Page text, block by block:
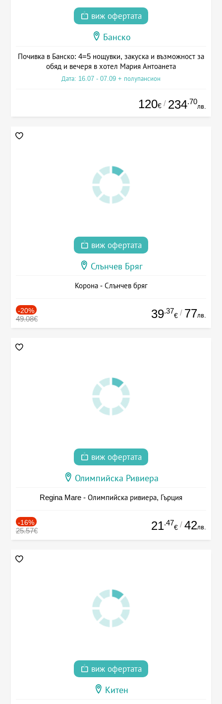
виж офертата
Банско
Почивка в Банско: 4=5 нощувки, закуска и възможност за
обяд и вечеря в хотел Мария Антоанета
Дата: 16.07 - 07.09 + полупансион
120€ / 234.70
лв.
виж офертата
Слънчев Бряг
Корона - Слънчев бряг
-20%
49.08€ 39.37
€ / 77лв.
виж офертата
Олимпийска Ривиера
Regina Mare - Олимпийска ривиера, Гърция
-16%
25.57€ 21.47
€ / 42лв.
виж офертата
Китен